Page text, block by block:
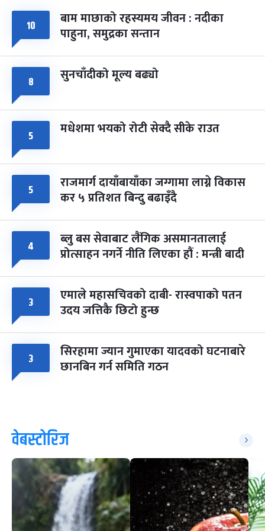
८ फागुपूर्णिमा
चैत्र ८, २०८३-Mar 22, 2027
७ महिना बाँकी
१० बाम माछाको रहस्यमय जीवन : नदीका
पाहुना, समुद्रका सन्तान
८ सुनचाँदीको मूल्य बढ्यो
५ मधेशमा भयको रोटी सेक्दै सीके राउत
५ राजमार्ग दायाँबायाँका जग्गामा लाग्ने विकास
कर ५ प्रतिशत बिन्दु बढाइँदै
४ ब्लु बस सेवाबाट लैंगिक असमानतालाई
प्रोत्साहन नगर्ने नीति लिएका हौं : मन्त्री बादी
३ एमाले महासचिवको दाबी- रास्वपाको पतन
उदय जत्तिकै छिटो हुन्छ
३ सिरहामा ज्यान गुमाएका यादवको घटनाबारे
छानबिन गर्न समिति गठन
वेबस्टोरिज